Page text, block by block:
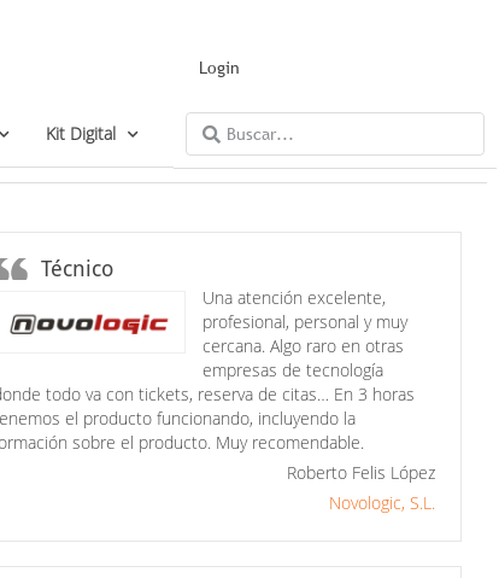
Login
Kit Digital
Técnico
Una atención excelente,
profesional, personal y muy
cercana. Algo raro en otras
empresas de tecnología
todo va con tickets, reserva de citas… En 3 horas
el producto funcionando, incluyendo la
sobre el producto. Muy recomendable.
Roberto Felis López
Novologic, S.L.